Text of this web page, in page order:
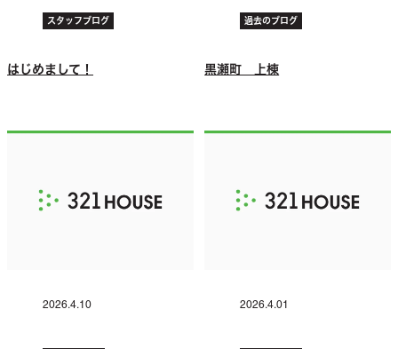
スタッフブログ
はじめまして！
過去のブログ
黒瀬町 上棟
2026.4.10 2026.4.01